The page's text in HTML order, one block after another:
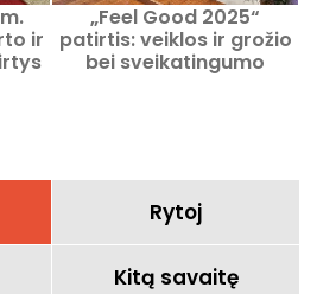
ir
„Feel Good 2025“
patirtis: veiklos ir grožio
bei sveikatingumo
Rytoj
Kitą savaitę